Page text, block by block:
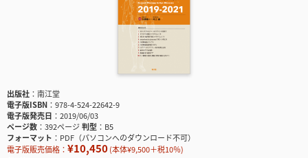
出版社
南江堂
電子版ISBN
978-4-524-22642-9
電子版発売日
2019/06/03
ページ数
392ページ判型
B5
フォーマット
PDF（パソコンへのダウンロード不可）
電子版販売価格： ¥10,450(本体¥9,500＋税10％)